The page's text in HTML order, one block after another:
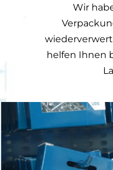
Wir
helfen Ihnen